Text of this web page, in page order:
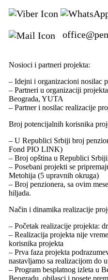
Nosioci i partneri projekta:
– Idejni i organizacioni nosilac
– Partneri u organizaciji
Beograda, YUTA
– Partner i nosilac realizacije
Broj potencijalnih korisnika
– U Republici Srbiji broj
Fond PIO LINK)
– Broj opština u Republici
– Posebani projekti se
Metohija (5 upravnih okruga)
– Broj penzionera, sa ovim
hiljada.
Način i dinamika realizacije
– Početak realizacije projekta:
– Realizacija projekta nije
korisnika projekta
– Prva faza projekta
nastavljamo sa realizacijom do
– Program besplatnog izleta u
Beogradu, obilasci i posete